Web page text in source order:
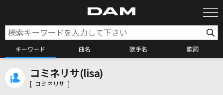
キーワード 曲名 歌手名 歌詞
カラオケ検索
コミネリサ(lisa)
[ コミネリサ ]